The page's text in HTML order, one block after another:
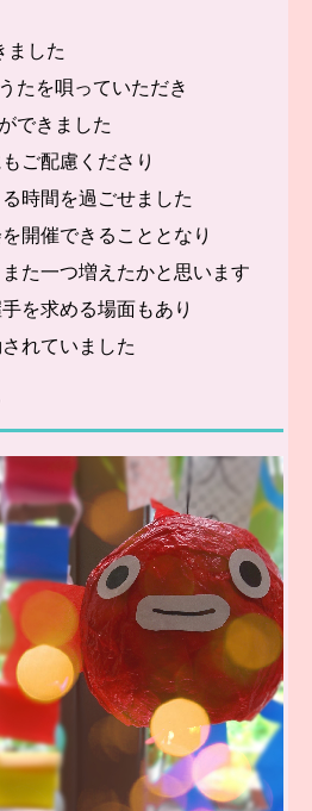
ました
たを唄っていただき
できました
ご配慮くださり
時間を過ごせました
開催できることとなり
た一つ増えたかと思います
を求める場面もあり
れていました